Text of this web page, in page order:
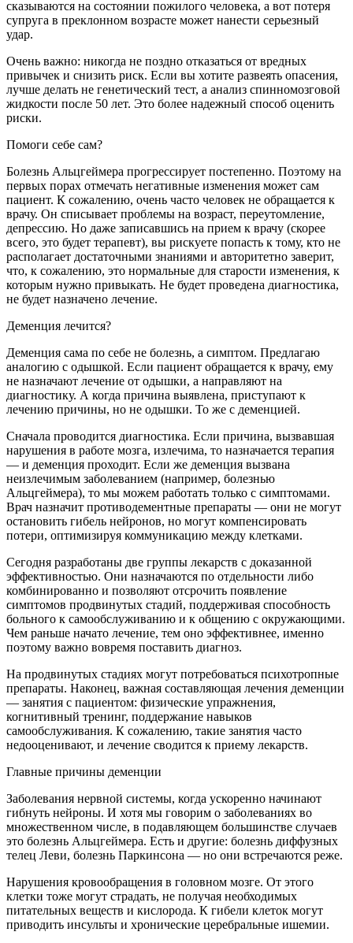
сказываются на состоянии пожилого человека, а вот потеря
супруга в преклонном возрасте может нанести серьезный
удар.
Очень важно: никогда не поздно отказаться от вредных
привычек и снизить риск. Если вы хотите развеять опасения,
лучше делать не генетический тест, а анализ спинномозговой
жидкости после 50 лет. Это более надежный способ оценить
риски.
Помоги себе сам?
Болезнь Альцгеймера прогрессирует постепенно. Поэтому на
первых порах отмечать негативные изменения может сам
пациент. К сожалению, очень часто человек не обращается к
врачу. Он списывает проблемы на возраст, переутомление,
депрессию. Но даже записавшись на прием к врачу (скорее
всего, это будет терапевт), вы рискуете попасть к тому, кто не
располагает достаточными знаниями и авторитетно заверит,
что, к сожалению, это нормальные для старости изменения, к
которым нужно привыкать. Не будет проведена диагностика,
не будет назначено лечение.
Деменция лечится?
Деменция сама по себе не болезнь, а симптом. Предлагаю
аналогию с одышкой. Если пациент обращается к врачу, ему
не назначают лечение от одышки, а направляют на
диагностику. А когда причина выявлена, приступают к
лечению причины, но не одышки. То же с деменцией.
Сначала проводится диагностика. Если причина, вызвавшая
нарушения в работе мозга, излечима, то назначается терапия
— и деменция проходит. Если же деменция вызвана
неизлечимым заболеванием (например, болезнью
Альцгеймера), то мы можем работать только с симптомами.
Врач назначит противодементные препараты — они не могут
остановить гибель нейронов, но могут компенсировать
потери, оптимизируя коммуникацию между клетками.
Сегодня разработаны две группы лекарств с доказанной
эффективностью. Они назначаются по отдельности либо
комбинированно и позволяют отсрочить появление
симптомов продвинутых стадий, поддерживая способность
больного к самообслуживанию и к общению с окружающими.
Чем раньше начато лечение, тем оно эффективнее, именно
поэтому важно вовремя поставить диагноз.
На продвинутых стадиях могут потребоваться психотропные
препараты. Наконец, важная составляющая лечения деменции
— занятия с пациентом: физические упражнения,
когнитивный тренинг, поддержание навыков
самообслуживания. К сожалению, такие занятия часто
недооценивают, и лечение сводится к приему лекарств.
Главные причины деменции
Заболевания нервной системы, когда ускоренно начинают
гибнуть нейроны. И хотя мы говорим о заболеваниях во
множественном числе, в подавляющем большинстве случаев
это болезнь Альцгеймера. Есть и другие: болезнь диффузных
телец Леви, болезнь Паркинсона — но они встречаются реже.
Нарушения кровообращения в головном мозге. От этого
клетки тоже могут страдать, не получая необходимых
питательных веществ и кислорода. К гибели клеток могут
приводить инсульты и хронические церебральные ишемии.